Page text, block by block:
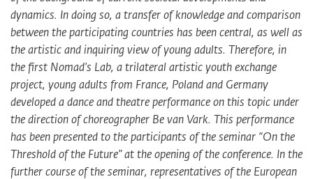
dynamics. In doing so, a transfer of knowledge and comparison
between the participating countries has been central, as well as
the artistic and inquiring view of young adults. Therefore, in
the first Nomad’s Lab, a trilateral artistic youth exchange
project, young adults from France, Poland and Germany
developed a dance and theatre performance on this topic under
the direction of choreographer Be van Vark. This performance
has been presented to the participants of the seminar “On the
Threshold of the Future” at the opening of the conference. In the
further course of the seminar, representatives of the European